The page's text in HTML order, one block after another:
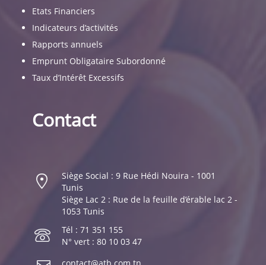
Etats Financiers
Indicateurs d’activités
Rapports annuels
Emprunt Obligataire Subordonné
Taux d’Intérêt Excessifs
Contact
Siège Social : 9 Rue Hédi Nouira - 1001
Tunis
Siège Lac 2 : Rue de la feuille d’érable lac 2 -
1053 Tunis
Tél : 71 351 155
N° vert : 80 10 03 47